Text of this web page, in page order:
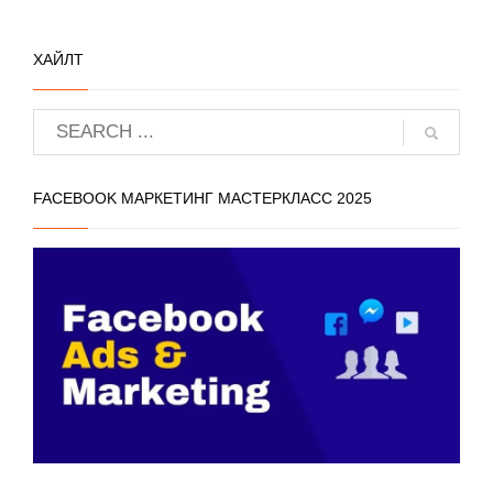
ХАЙЛТ
FACEBOOK МАРКЕТИНГ МАСТЕРКЛАСС 2025